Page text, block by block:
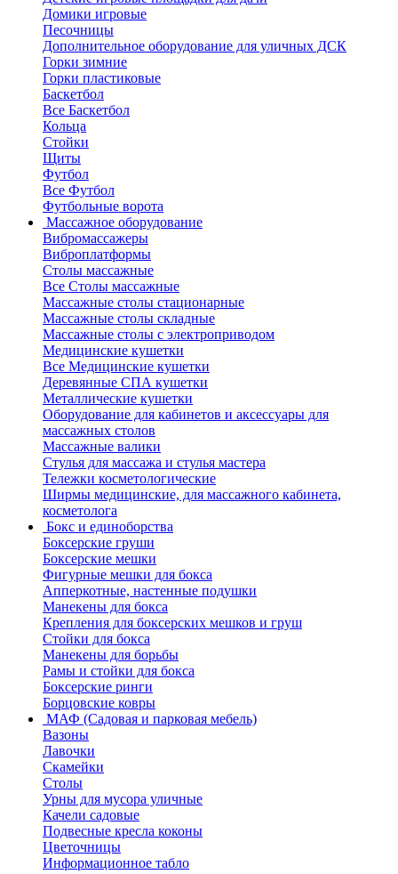
Домики игровые
Песочницы
Дополнительное оборудование для уличных ДСК
Горки зимние
Горки пластиковые
Баскетбол
Все Баскетбол
Кольца
Стойки
Щиты
Футбол
Все Футбол
Футбольные ворота
Массажное оборудование
Вибромассажеры
Виброплатформы
Столы массажные
Все Столы массажные
Массажные столы стационарные
Массажные столы складные
Массажные столы с электроприводом
Медицинские кушетки
Все Медицинские кушетки
Деревянные СПА кушетки
Металлические кушетки
Оборудование для кабинетов и аксессуары для
массажных столов
Массажные валики
Стулья для массажа и стулья мастера
Тележки косметологические
Ширмы медицинские, для массажного кабинета,
косметолога
Бокс и единоборства
Боксерские груши
Боксерские мешки
Фигурные мешки для бокса
Апперкотные, настенные подушки
Манекены для бокса
Крепления для боксерских мешков и груш
Стойки для бокса
Манекены для борьбы
Рамы и стойки для бокса
Боксерские ринги
Борцовские ковры
МАФ (Садовая и парковая мебель)
Вазоны
Лавочки
Скамейки
Столы
Урны для мусора уличные
Качели садовые
Подвесные кресла коконы
Цветочницы
Информационное табло